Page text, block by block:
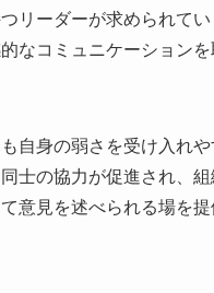
リーダーが求められて
なコミュニケーションを
自身の弱さを受け入れ
士の協力が促進され、
意見を述べられる場を提